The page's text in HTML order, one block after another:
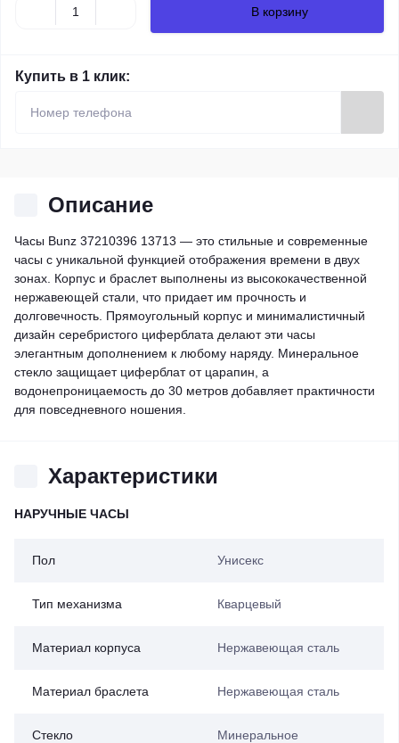
В корзину
Купить в 1 клик:
Описание
Часы Bunz 37210396 13713 — это стильные и современные
часы с уникальной функцией отображения времени в двух
зонах. Корпус и браслет выполнены из высококачественной
нержавеющей стали, что придает им прочность и
долговечность. Прямоугольный корпус и минималистичный
дизайн серебристого циферблата делают эти часы
элегантным дополнением к любому наряду. Минеральное
стекло защищает циферблат от царапин, а
водонепроницаемость до 30 метров добавляет практичности
для повседневного ношения.
Характеристики
НАРУЧНЫЕ ЧАСЫ
Пол Унисекс
Тип механизма Кварцевый
Материал корпуса Нержавеющая сталь
Материал браслета Нержавеющая сталь
Стекло Минеральное